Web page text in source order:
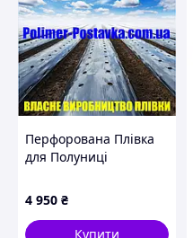
Перфорована Плівка
для Полуниці
36 міс. 1,2м*500м,
40мкм, на 3 роки
4 950 ₴
Купити